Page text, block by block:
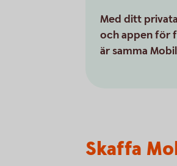
Med ditt
och appen för
är samma
Skaffa